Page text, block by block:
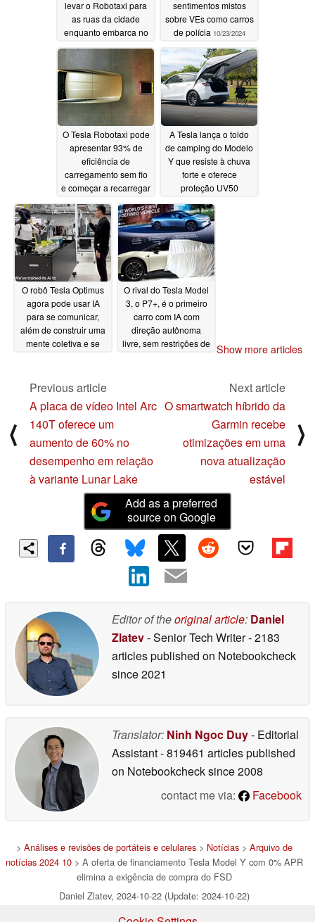
levar o Robotaxi para
as ruas da cidade
enquanto embarca no
processo de
aprovação regulatória
do FSD10/23/2024
sentimentos mistos
sobre VEs como carros
de polícia 10/23/2024
O Tesla Robotaxi pode
apresentar 93% de
eficiência de
carregamento sem fio
e começar a recarregar
em um segundo com
uma almofada
omnidirecional
10/21/2024
A Tesla lança o toldo
de camping do Modelo
Y que resiste à chuva
forte e oferece
proteção UV50
10/18/2024
O robô Tesla Optimus
agora pode usar IA
para se comunicar,
além de construir uma
mente coletiva e se
O rival do Tesla Model
3, o P7+, é o primeiro
carro com IA com
direção autônoma
livre, sem restrições de Show more articles
⟨
Previous article
A placa de vídeo Intel Arc
140T oferece um
aumento de 60% no
desempenho em relação
à variante Lunar Lake
Next article
O smartwatch híbrido da
Garmin recebe
otimizações em uma
nova atualização
estável
⟩
Add as a preferred
source on Google
Editor of theoriginal article: Daniel
Zlatev- Senior Tech Writer- 2183
articles published on Notebookcheck
since 2021
Translator: Ninh Ngoc Duy- Editorial
Assistant- 819461 articles published
on Notebookchecksince 2008
contact me via:
Facebook
> Análises e revisões de portáteis e celulares> Notícias> Arquivo de
notícias 2024 10> A oferta de financiamento Tesla Model Y com 0% APR
elimina a exigência de compra do FSD
Daniel Zlatev, 2024-10-22 (Update: 2024-10-22)